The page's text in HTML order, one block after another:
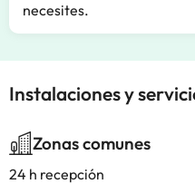
necesites.
Instalaciones y
Zonas comunes
24 h recepción